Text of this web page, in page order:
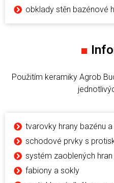
obklady stěn bazénové
■
Použitím keramiky Agrob
tvarovky hrany bazénu
schodové prvky s
systém zaoblených hran
fabiony a sokly